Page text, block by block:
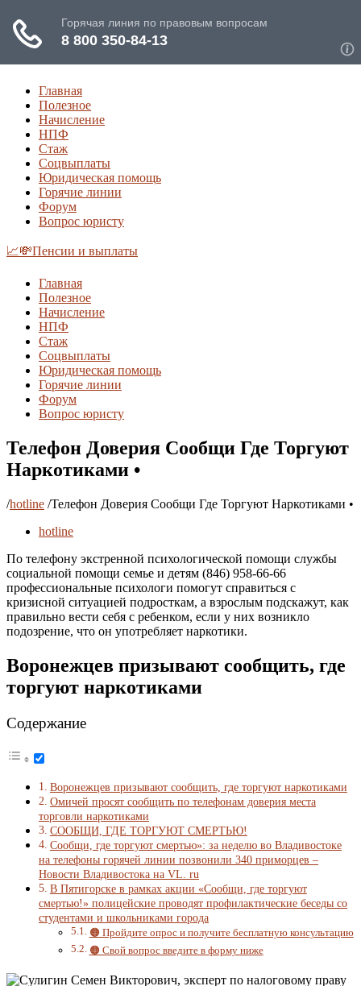
Главная
Полезное
Начисление
НПФ
Стаж
Соцвыплаты
Юридическая помощь
Горячие линии
Форум
Вопрос юристу
📈💸Пенсии и выплаты
Главная
Полезное
Начисление
НПФ
Стаж
Соцвыплаты
Юридическая помощь
Горячие линии
Форум
Вопрос юристу
Телефон Доверия Сообщи Где Торгуют
Наркотиками •
/hotline /Телефон Доверия Сообщи Где Торгуют Наркотиками •
hotline
По телефону экстренной психологической помощи службы
социальной помощи семье и детям (846) 958-66-66
профессиональные психологи помогут справиться с
кризисной ситуацией подросткам, а взрослым подскажут, как
правильно вести себя с ребенком, если у них возникло
подозрение, что он употребляет наркотики.
Воронежцев призывают сообщить, где
торгуют наркотиками
Содержание
Воронежцев призывают сообщить, где торгуют наркотиками
Омичей просят сообщить по телефонам доверия места
торговли наркотиками
СООБЩИ, ГДЕ ТОРГУЮТ СМЕРТЬЮ!
Сообщи, где торгуют смертью»: за неделю во Владивостоке
на телефоны горячей линии позвонили 340 приморцев –
Новости Владивостока на VL. ru
В Пятигорске в рамках акции «Сообщи, где торгуют
смертью!» полицейские проводят профилактические беседы со
студентами и школьниками города
🟠 Пройдите опрос и получите бесплатную консультацию
🟠 Свой вопрос введите в форму ниже